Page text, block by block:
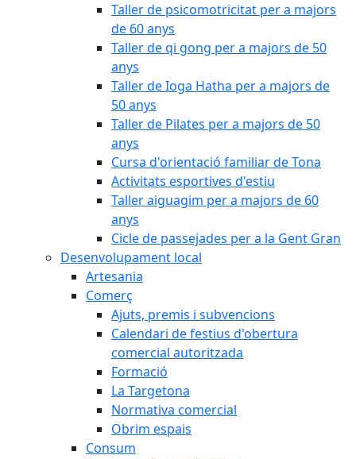
Taller de psicomotricitat per a majors
de 60 anys
Taller de qi gong per a majors de 50
anys
Taller de Ioga Hatha per a majors de
50 anys
Taller de Pilates per a majors de 50
anys
Cursa d'orientació familiar de Tona
Activitats esportives d'estiu
Taller aiguagim per a majors de 60
anys
Cicle de passejades per a la Gent Gran
Desenvolupament local
Artesania
Comerç
Ajuts, premis i subvencions
Calendari de festius d'obertura
comercial autoritzada
Formació
La Targetona
Normativa comercial
Obrim espais
Consum